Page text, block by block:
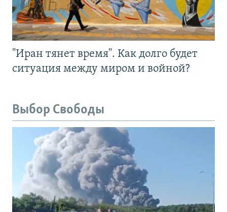
"Иран тянет время". Как долго будет
ситуация между миром и войной?
Выбор Свободы